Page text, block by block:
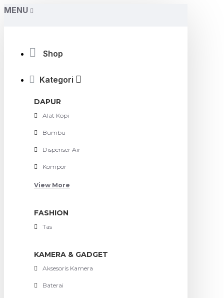
MENU
Shop
Kategori
DAPUR
Alat Kopi
Bumbu
Dispenser Air
Kompor
View More
FASHION
Tas
KAMERA & GADGET
Aksesoris Kamera
Baterai